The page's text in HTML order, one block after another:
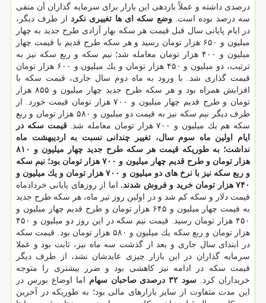
درصدی داشته و عملاً بازدهی این بازار برای سرمایه گذاران آن منفی
سه درصد بوده است.وضع سكه ای ها تغییری نكرد از طرف دیگر،
در ایام پایانی سال قبل قیمت هر سكه بهار آزادی طرح جدید به چهار
میلیون و ۶۵۰ هزار تومان رسید و هر سكه طرح قدیم با قیمت چهار
میلیون و ۴۰۰ هزار تومان معامله شد؛ نیم سكه و ربع سكه نیز به
ترتیب، دو میلیون و ۴۵۰ هزار تومان و یك میلیون و ۶۰۰ هزار تومان
قیمت گذاری شد. با ورود به ماه دوم سال جاری، قیمت سكه با
افزایش همراه بود و هر سكه طرح جدید چهار میلیون و ۸۵۵ هزار
تومان و طرح قدیم چهار میلیون و ۷۰۰ هزار تومان قیمت خورد. از
طرف دیگر نیم سكه نیز به قیمت دو میلیون و ۵۸۰ هزار تومان و ربع
سكه هم یك میلیون و ۷۰۰ هزار تومان معامله شد.
قیمت سكه در
ایام اولین ماه سوم سال، تغییر چندانی نسبت به اردیبهشت ماه
نداشت؛ به طوریكه قیمت هر سكه طرح جدید چهار میلیون و ۸۱۰
هزار تومان و طرح قدیم چهار میلیون و ۷۰۰ هزار تومان بود؛ نیم سكه
و ربع سكه نیز با نرخ های دو میلیون و ۷۰۰ هزار تومان و یك میلیون و
۷۴۰ هزار تومان خرید و فروش شدند.
اما از روزهای پایانی خردادماه
قیمت دلار و سكه كم شد و در اولین روز تیر ماه، هر سكه طرح جدید
به قیمت چهار میلیون و ۶۴۵ هزار تومان و طرح قدیم چهار میلیون و
۴۵۰ هزار تومان رسید. قیمت نیم سكه در این روز دو میلیون و ۴۵۰
هزار تومان و ربع سكه یك میلیون و ۵۸۰ هزار تومان بود. قیمت سكه
در ابتدای سال جاری و بعد از گذشت سه ماه نیز، ثابت بود و عملا
سرمایه گذاران در این بازار چیزی عایدشان نشد، از طرف دیگر
قیمت سكه در ادامه نیز كاهشی بود و ضرر بیشتری را متوجه
خریداران كرد. سود ۳۲ درصدی صاحبان سهام
اما اوضاع بورس در
این مدت متفاوت از سایر بازارهای مالی بود؛ به طوریكه در آخرین